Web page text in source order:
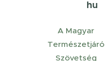
hu
A Magyar
Természetjáró
Szövetség